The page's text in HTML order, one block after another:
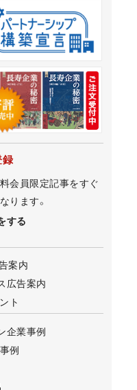
録
会員限定記事をすぐ
ります。
する
案内
広告案内
ト
企業事例
例